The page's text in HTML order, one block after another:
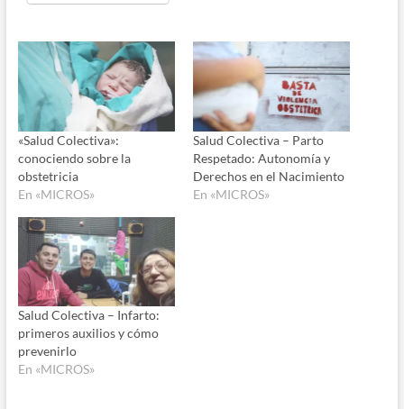
«Salud Colectiva»:
conociendo sobre la
obstetricia
En «MICROS»
Salud Colectiva – Parto
Respetado: Autonomía y
Derechos en el Nacimiento
En «MICROS»
Salud Colectiva – Infarto:
primeros auxilios y cómo
prevenirlo
En «MICROS»